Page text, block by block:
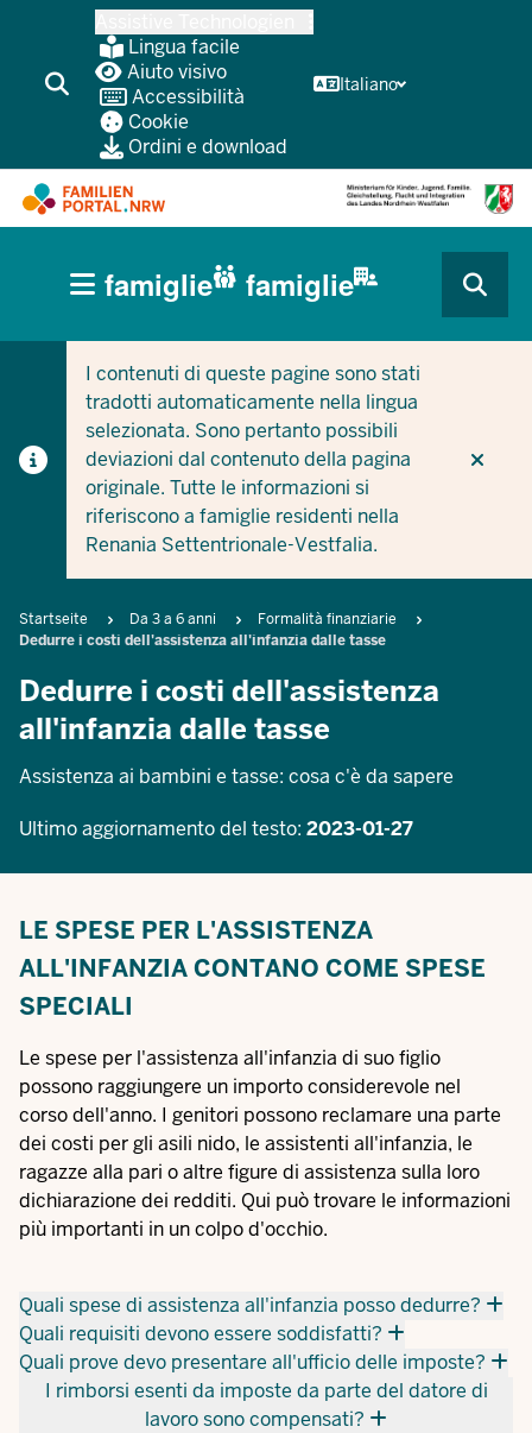
contenuto
principale
Lingua facile
Aiuto visivo
Accessibilità
Cookie
Ordini e download
Italiano
CURRENT SECTION PER LE AZIENDE/COMUNI
CURRENT SECTION PER LE FAMIGLIE
HAUPTNAVIGATION
(BÜRGERBEREICH
famiglie famiglie
I contenuti di queste pagine sono stati
tradotti automaticamente nella lingua
selezionata. Sono pertanto possibili
deviazioni dal contenuto della pagina
originale. Tutte le informazioni si
riferiscono a famiglie residenti nella
Renania Settentrionale-Vestfalia.
Breadcrumb
Startseite Da 3 a 6 anni
Formalità finanziarie
Dedurre i costi dell'assistenza all'infanzia dalle tasse
Dedurre i costi dell'assistenza
all'infanzia dalle tasse
Assistenza ai bambini e tasse: cosa c'è da sapere
Ultimo aggiornamento del testo: 2023-01-27
LE SPESE PER L'ASSISTENZA
ALL'INFANZIA CONTANO COME SPESE
SPECIALI
Le spese per l'assistenza all'infanzia di suo figlio
possono raggiungere un importo considerevole nel
corso dell'anno. I genitori possono reclamare una parte
dei costi per gli asili nido, le assistenti all'infanzia, le
ragazze alla pari o altre figure di assistenza sulla loro
dichiarazione dei redditi. Qui può trovare le informazioni
più importanti in un colpo d'occhio.
Quali spese di assistenza all'infanzia posso dedurre?
Quali requisiti devono essere soddisfatti?
Quali prove devo presentare all'ufficio delle imposte?
I rimborsi esenti da imposte da parte del datore di
lavoro sono compensati?